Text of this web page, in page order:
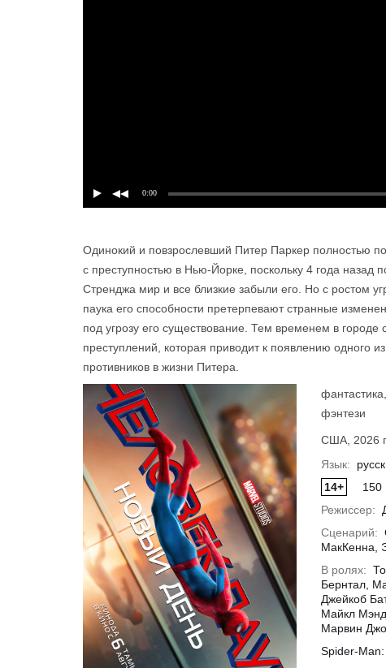
Подробнее
0:00
Одинокий и повзрослевший Питер Паркер полностью
с преступностью в Нью-Йорке, поскольку 4 года назад
Стренджа мир и все близкие забыли его. Но с ростом
паука его способности претерпевают странные
под угрозу его существование. Тем временем в городе
преступлений, которая приводит к появлению одного
противников в жизни Питера.
фэнтези
США, 2026 г.
Язык:
14+
150
Режиссер:
Сценарий:
МакКенна,
В ролях:
Бернтал,
Джейкоб
Майкл
Марвин
Spider-